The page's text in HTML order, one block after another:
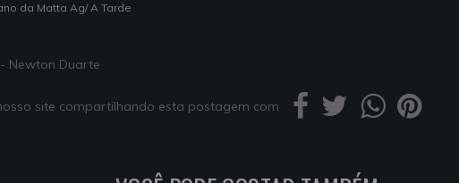
da Matta Ag/ A Tarde
- Newton Duarte
site compartilhando esta postagem com